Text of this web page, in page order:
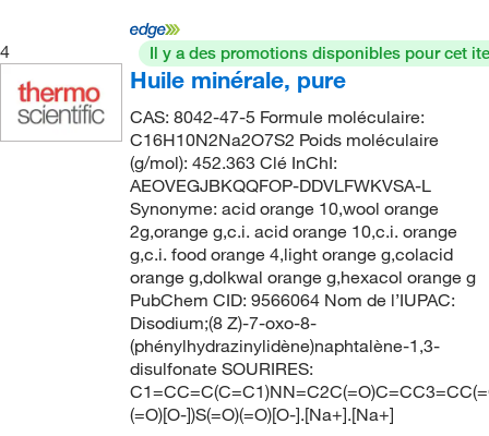
4 Il y a des promotions disponibles pour cet
Huile minérale, pure
CAS: 8042-47-5 Formule moléculaire:
C16H10N2Na2O7S2 Poids moléculaire
(g/mol): 452.363 Clé InChI:
AEOVEGJBKQQFOP-DDVLFWKVSA-L
Synonyme: acid orange 10,wool orange
2g,orange g,c.i. acid orange 10,c.i. orange
g,c.i. food orange 4,light orange g,colacid
orange g,dolkwal orange g,hexacol orange g
PubChem CID: 9566064 Nom de l’IUPAC:
Disodium;(8 Z)-7-oxo-8-
(phénylhydrazinylidène)naphtalène-1,3-
disulfonate SOURIRES:
(=O)[O-])S(=O)(=O)[O-].[Na+].[Na+]